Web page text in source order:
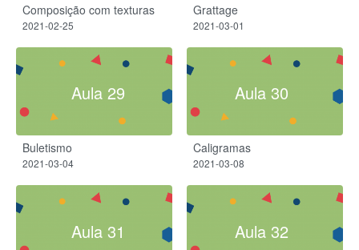
Composição com texturas
2021-02-25
Grattage
2021-03-01
Aula 29
Buletismo
2021-03-04
Aula 30
Caligramas
2021-03-08
Aula 31 Aula 32